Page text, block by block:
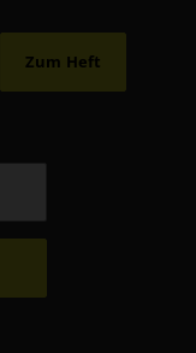
Zum Heft